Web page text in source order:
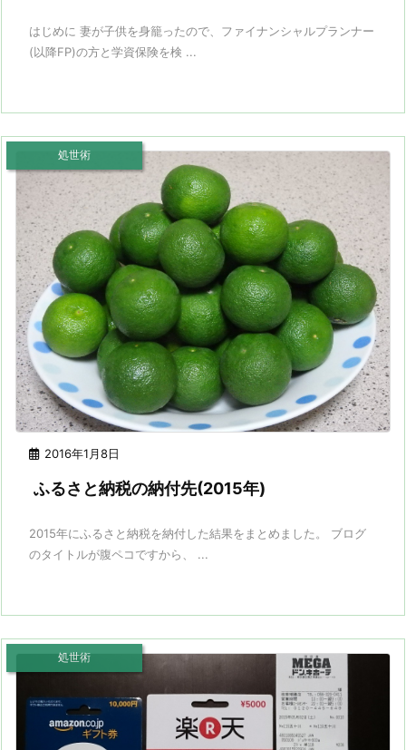
はじめに 妻が子供を身籠ったので、ファイナンシャルプランナー
(以降FP)の方と学資保険を検 ...
2016年1月8日
処世術
ふるさと納税の納付先(2015年)
2015年にふるさと納税を納付した結果をまとめました。 ブログ
のタイトルが腹ペコですから、 ...
処世術